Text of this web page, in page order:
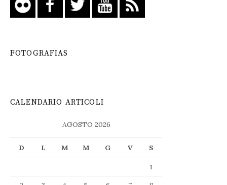
FOTOGRAFIAS
CALENDARIO ARTICOLI
AGOSTO 2026
D L M M G V S
1